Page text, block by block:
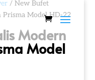
/ New Bufet
Model HD-22
Modern
Model